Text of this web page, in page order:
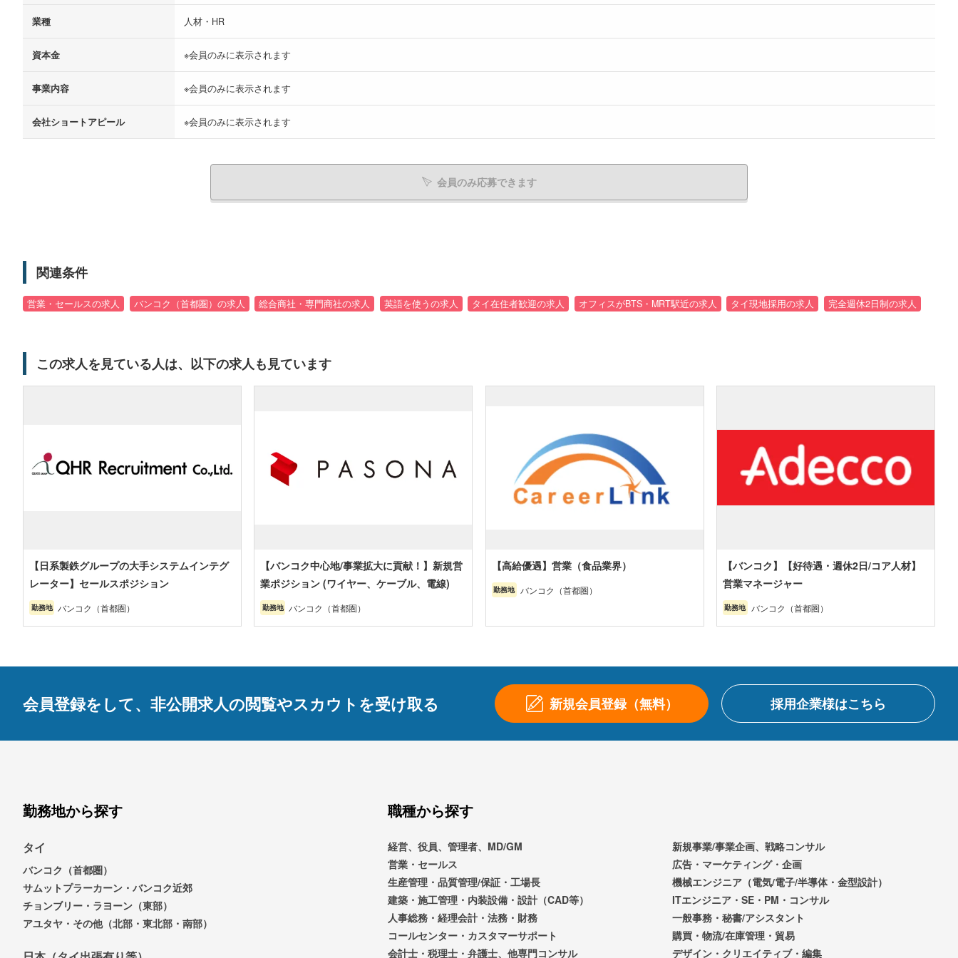
業種 人材・HR
資本金 ※会員のみに表示されます
事業内容 ※会員のみに表示されます
会社ショートアピール ※会員のみに表示されます
会員のみ応募できます
関連条件
営業・セールスの求人 バンコク（首都圏）の求人 総合商社・専門商社の求人 英語を使うの求人 タイ在住者歓迎の求人 オフィスがBTS・MRT駅近の求人 タイ現地採用の求人 完全週休2日制の求人
この求人を見ている人は、以下の求人も見ています
【日系製鉄グループの大手システムインテグ
レーター】セールスポジション
勤務地 バンコク（首都圏）
【バンコク中心地/事業拡大に貢献！】新規営
業ポジション (ワイヤー、ケーブル、電線)
勤務地 バンコク（首都圏）
【高給優遇】営業（食品業界）
勤務地 バンコク（首都圏）
【バンコク】【好待遇・週休2日/コア人材】
営業マネージャー
勤務地 バンコク（首都圏）
会員登録をして、非公開求人の閲覧やスカウトを受け取る 新規会員登録（無料） 採用企業様はこちら
勤務地から探す
タイ
バンコク（首都圏）
サムットプラーカーン・バンコク近郊
チョンブリー・ラヨーン（東部）
アユタヤ・その他（北部・東北部・南部）
職種から探す
経営、役員、管理者、MD/GM
新規事業/事業企画、戦略コンサル
営業・セールス
広告・マーケティング・企画
生産管理・品質管理/保証・工場長
機械エンジニア（電気/電子/半導体・金型設計）
建築・施工管理・内装設備・設計（CAD等）
ITエンジニア・SE・PM・コンサル
人事総務・経理会計・法務・財務
一般事務・秘書/アシスタント
コールセンター・カスタマーサポート
購買・物流/在庫管理・貿易
会計士・税理士・弁護士、他専門コンサル
デザイン・クリエイティブ・編集